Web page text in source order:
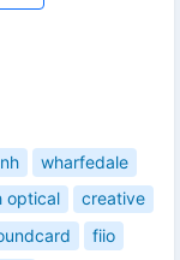
wharfedale
optical
creative
fiio